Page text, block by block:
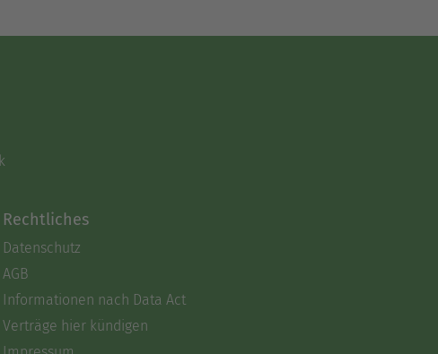
Rechtliches
Datenschutz
AGB
Informationen nach Data Act
Verträge hier kündigen